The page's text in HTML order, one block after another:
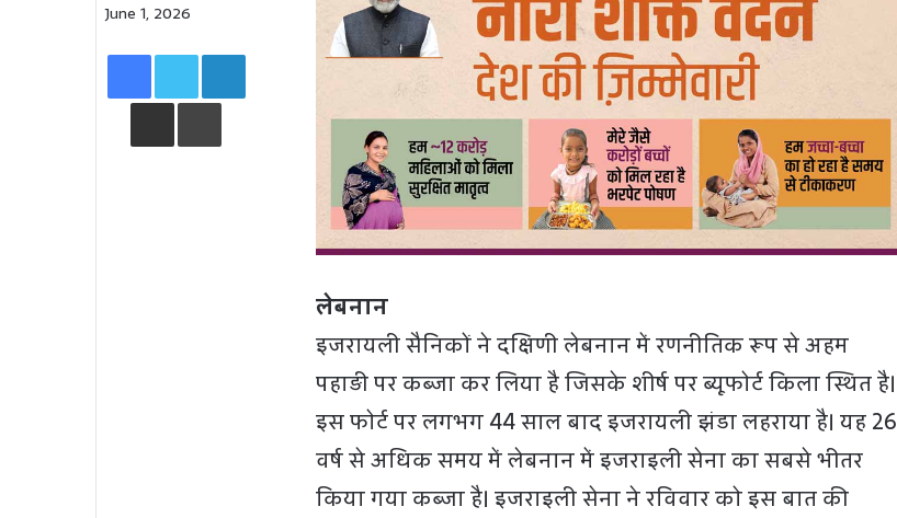
लेबनान
इजरायली सैनिकों ने दक्षिणी लेबनान में रणनीतिक रूप से अहम
पहाड़ी पर कब्जा कर लिया है जिसके शीर्ष पर ब्यूफोर्ट किला स्थित है।
इस फोर्ट पर लगभग 44 साल बाद इजरायली झंडा लहराया है। यह 26
वर्ष से अधिक समय में लेबनान में इजराइली सेना का सबसे भीतर
किया गया कब्जा है। इजराइली सेना ने रविवार को इस बात की
June 1, 2026
Facebook Twitter LinkedIn
Share via Email Print